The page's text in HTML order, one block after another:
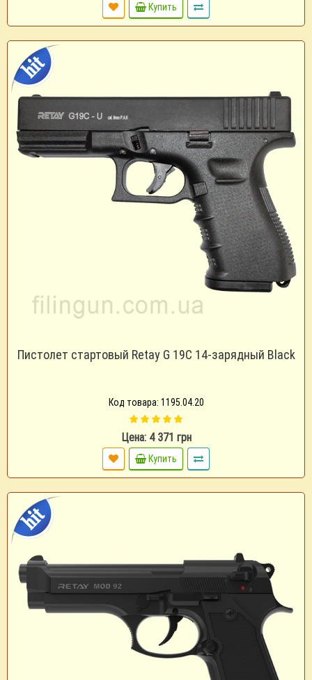
Купить
Пистолет стартовый Retay G 19C 14-зарядный Black
Код товара: 1195.04.20
Цена: 4 371 грн
Купить